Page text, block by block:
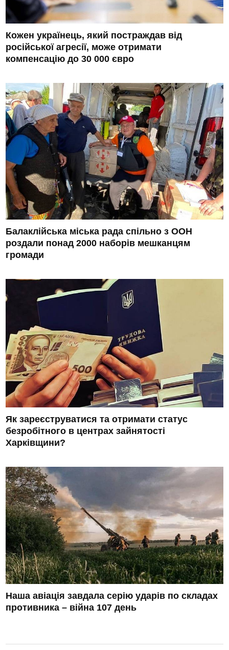
Кожен українець, який постраждав від
російської агресії, може отримати
компенсацію до 30 000 євро
Балаклійська міська рада спільно з ООН
роздали понад 2000 наборів мешканцям
громади
Як зареєструватися та отримати статус
безробітного в центрах зайнятості
Харківщини?
Наша авіація завдала серію ударів по складах
противника – війна 107 день